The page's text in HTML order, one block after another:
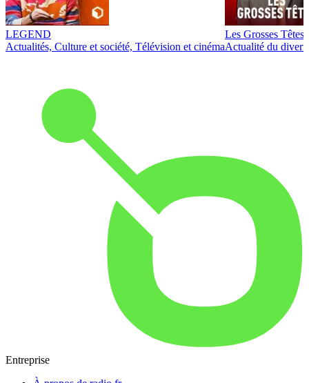
LEGEND
Actualités, Culture et société, Télévision et cinéma
Les Grosses Têtes
Actualité du
Entreprise